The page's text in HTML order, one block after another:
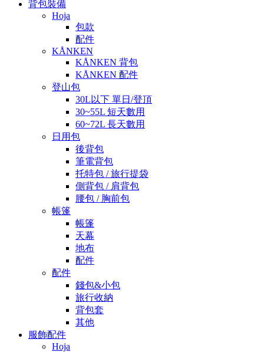
背包裝備
Hoja
包款
配件
KÅNKEN
KÅNKEN 背包
KÅNKEN 配件
登山包
30L以下 單日/登頂
30~55L 短天數用
60~72L 長天數用
日用包
後背包
筆電背包
托特包 / 旅行提袋
側背包 / 肩背包
腰包 / 胸前包
帳篷
帳篷
天幕
地布
配件
配件
錢包&小包
旅行收納
背包套
其他
服飾配件
Hoja